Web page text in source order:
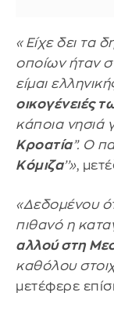
«Είχε δει τα
οποίων ήταν
είμαι
οικογένειές
κάποια νησιά
Κροατία’’. Ο
Κόμιζα’’»,
«Δεδομένου
πιθανό η
αλλού στη
καθόλου
μετέφερε